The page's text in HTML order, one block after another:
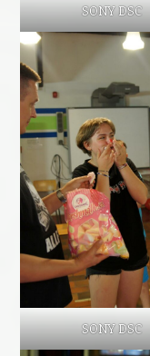
SONY DSC
SONY DSC